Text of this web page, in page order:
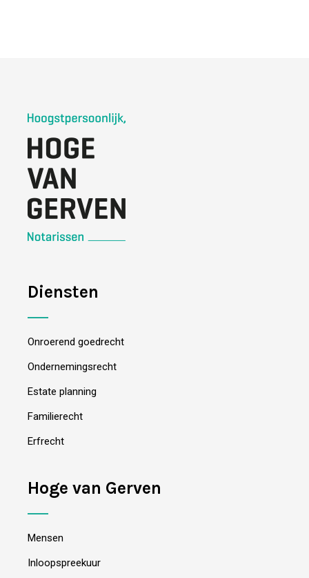
Diensten
Onroerend goedrecht
Ondernemingsrecht
Estate planning
Familierecht
Erfrecht
Hoge van Gerven
Mensen
Inloopspreekuur